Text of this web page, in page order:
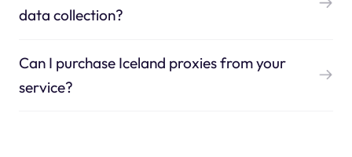
data collection?
Can I purchase Iceland proxies from your
service?